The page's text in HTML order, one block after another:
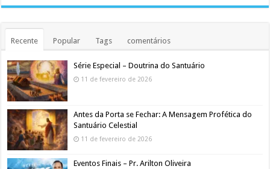
Recente Popular Tags comentários
Série Especial – Doutrina do Santuário
11 de fevereiro de 2026
Antes da Porta se Fechar: A Mensagem Profética do
Santuário Celestial
11 de fevereiro de 2026
Eventos Finais – Pr. Arilton Oliveira